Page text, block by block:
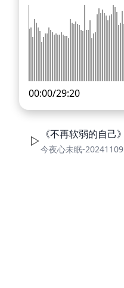
00:00/29:20
《不再软弱的自己
今夜心未眠-20241109